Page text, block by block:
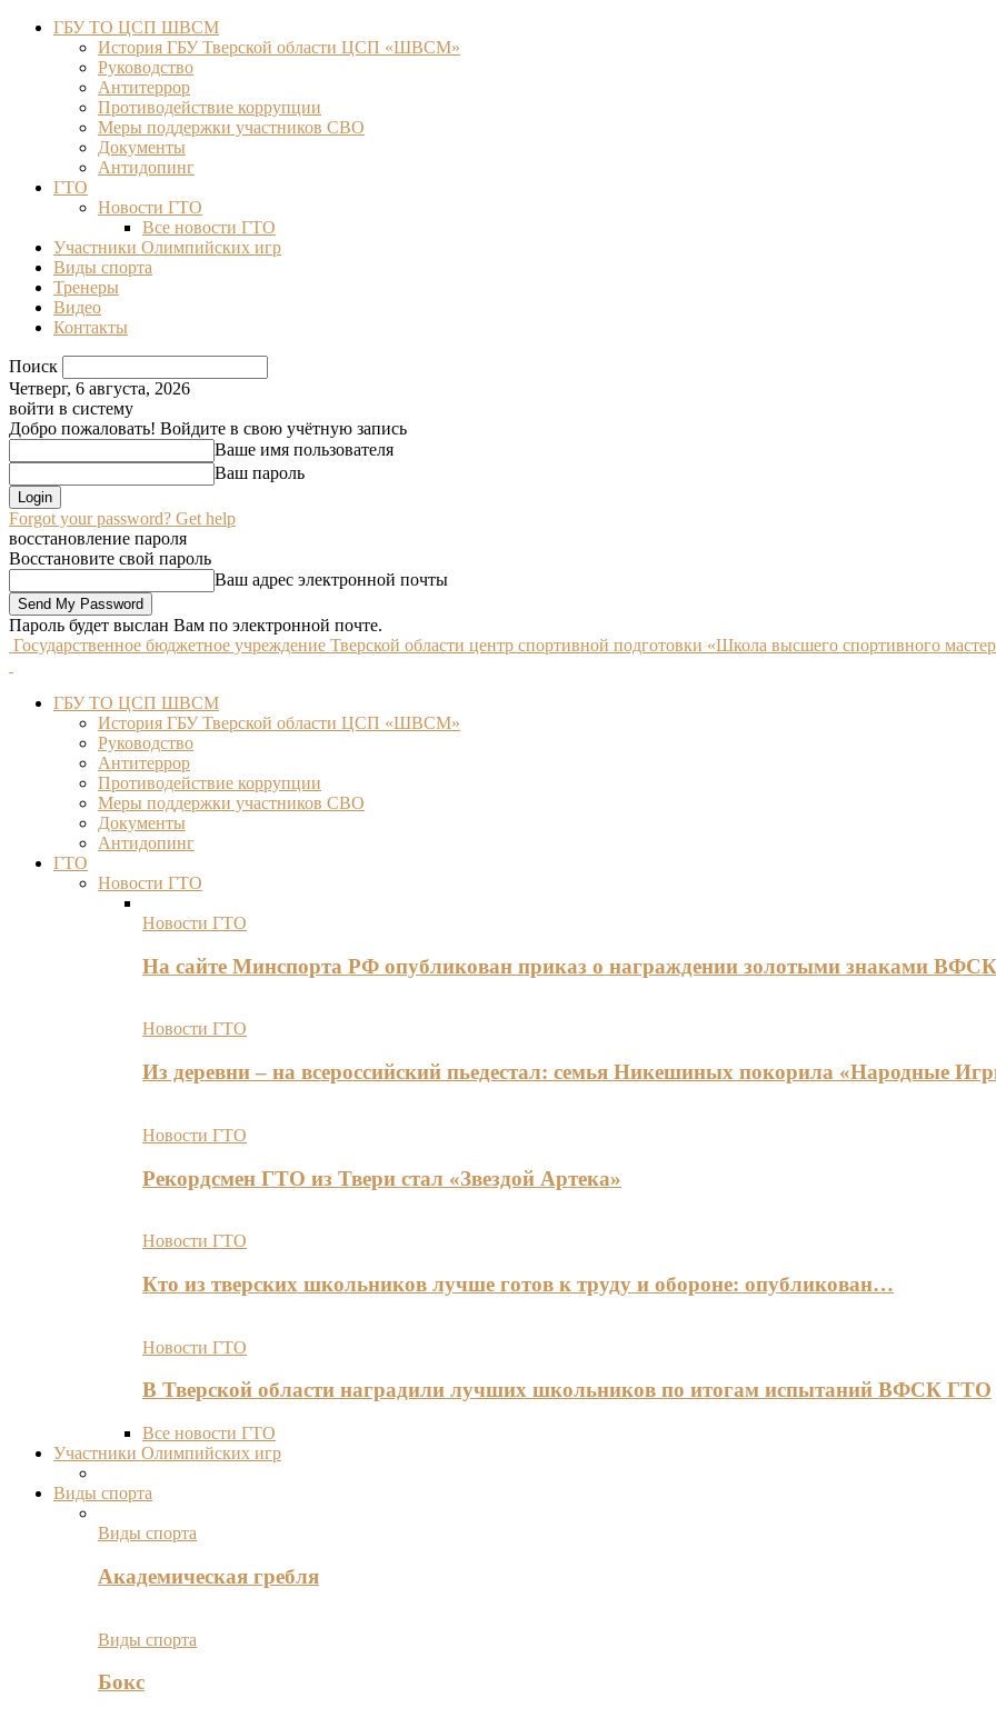
ГБУ ТО ЦСП ШВСМ
История ГБУ Тверской области ЦСП «ШВСМ»
Руководство
Антитеррор
Противодействие коррупции
Меры поддержки участников СВО
Документы
Антидопинг
ГТО
Новости ГТО
Все новости ГТО
Участники Олимпийских игр
Виды спорта
Тренеры
Видео
Контакты
Поиск
Четверг, 6 августа, 2026
войти в систему
Добро пожаловать! Войдите в свою учётную запись
Ваше имя пользователя
Ваш пароль
Forgot your password? Get help
восстановление пароля
Восстановите свой пароль
Ваш адрес электронной почты
Пароль будет выслан Вам по электронной почте.
Государственное бюджетное учреждение Тверской области центр спортивной подготовки «Школа высшего спортивного
ГБУ ТО ЦСП ШВСМ
История ГБУ Тверской области ЦСП «ШВСМ»
Руководство
Антитеррор
Противодействие коррупции
Меры поддержки участников СВО
Документы
Антидопинг
ГТО
Новости ГТО
Новости ГТО
На сайте Минспорта РФ опубликован приказ о награждении золотыми знаками
Новости ГТО
Из деревни – на всероссийский пьедестал: семья Никешиных покорила «Народные
Новости ГТО
Рекордсмен ГТО из Твери стал «Звездой Артека»
Новости ГТО
Кто из тверских школьников лучше готов к труду и обороне: опубликован…
Новости ГТО
В Тверской области наградили лучших школьников по итогам испытаний ВФСК ГТО
Все новости ГТО
Участники Олимпийских игр
Виды спорта
Виды спорта
Академическая гребля
Виды спорта
Бокс